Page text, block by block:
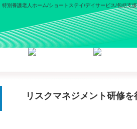
別養護老人ホーム/ショートステイ/デイサービス/包括支
リスクマネジメント研修を